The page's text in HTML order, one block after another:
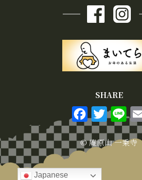
SHARE
F
a
c
T
w
it
Li
n
e
© 庵原山 一乗寺
Japanese